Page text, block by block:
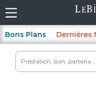
Bons Plans Dernières